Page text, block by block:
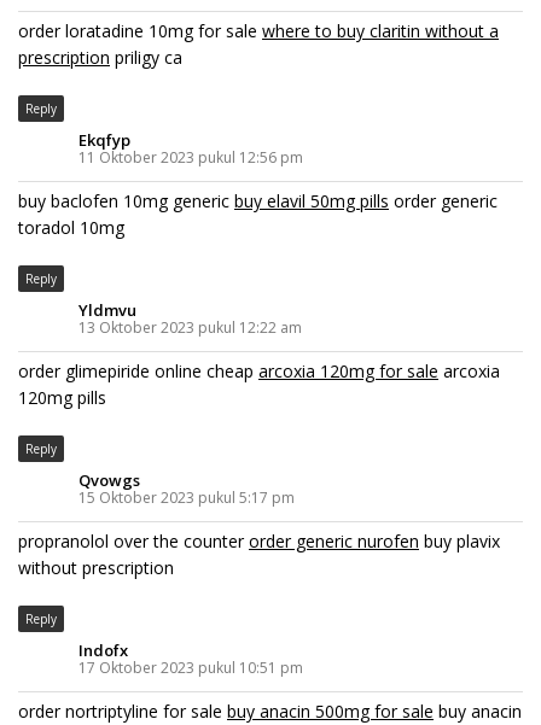
order loratadine 10mg for sale where to buy claritin without a
prescription priligy ca
Reply
Ekqfyp
11 Oktober 2023 pukul 12:56 pm
buy baclofen 10mg generic buy elavil 50mg pills order generic
toradol 10mg
Reply
Yldmvu
13 Oktober 2023 pukul 12:22 am
order glimepiride online cheap arcoxia 120mg for sale arcoxia
120mg pills
Reply
Qvowgs
15 Oktober 2023 pukul 5:17 pm
propranolol over the counterorder generic nurofen buy plavix
without prescription
Reply
Indofx
17 Oktober 2023 pukul 10:51 pm
order nortriptyline for sale buy anacin 500mg for sale buy anacin